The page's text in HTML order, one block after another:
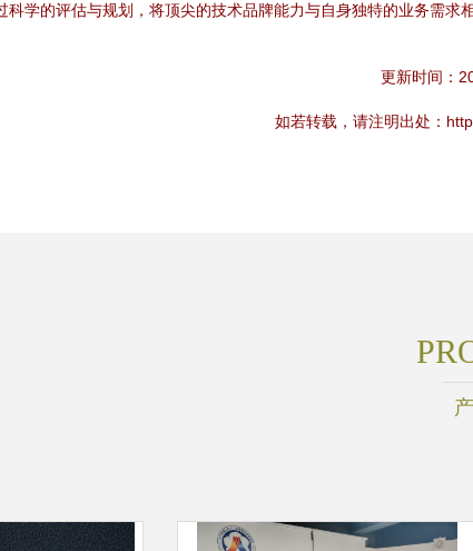
科学的评估与规划，将顶尖的技术品牌能力与自身独特的业务需求
更新时间：
如若转载，请注明出处：